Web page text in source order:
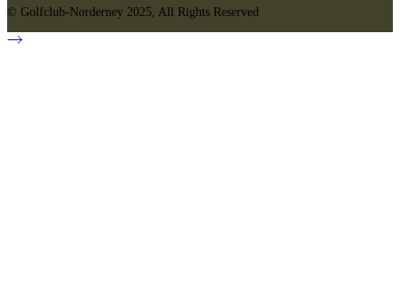
© Gol fclub-Norderney 2025 , All Rights Reserved